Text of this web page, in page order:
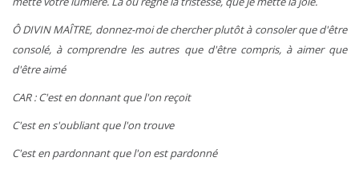
Ô DIVIN MAÎTRE, donnez-moi de chercher plutôt à consoler que d'être
consolé, à comprendre les autres que d'être compris, à aimer que
d'être aimé
CAR : C'est en donnant que l'on reçoit
C'est en s'oubliant que l'on trouve
C'est en pardonnant que l'on est pardonné